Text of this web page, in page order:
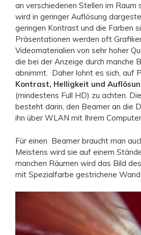
an verschiedenen Stellen im Raum
wird in geringer Auflösung
geringen Kontrast und die Farben
Präsentationen werden oft
Videomaterialien von sehr hoher
die bei der Anzeige durch manche
abnimmt. Daher lohnt es sich, auf
Kontrast, Helligkeit und
(mindestens Full HD) zu achten.
besteht darin, den Beamer an die
ihn über WLAN mit Ihrem
Für einen Beamer braucht man
Meistens wird sie auf einem
manchen Räumen wird das Bild
mit Spezialfarbe gestrichene